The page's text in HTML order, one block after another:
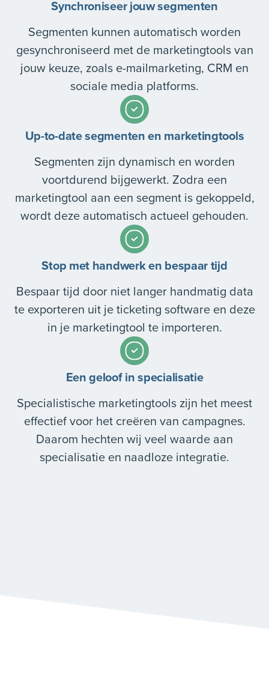
Synchroniseer jouw segmenten
Segmenten kunnen automatisch worden
gesynchroniseerd met de marketingtools van
jouw keuze, zoals e-mailmarketing, CRM en
sociale media platforms.
Up-to-date segmenten en marketingtools
Segmenten zijn dynamisch en worden
voortdurend bijgewerkt. Zodra een
marketingtool aan een segment is gekoppeld,
wordt deze automatisch actueel gehouden.
Stop met handwerk en bespaar tijd
Bespaar tijd door niet langer handmatig data
te exporteren uit je ticketing software en deze
in je marketingtool te importeren.
Een geloof in specialisatie
Specialistische marketingtools zijn het meest
effectief voor het creëren van campagnes.
Daarom hechten wij veel waarde aan
specialisatie en naadloze integratie.